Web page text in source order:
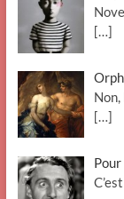
[…]
Non,
[…]
Pour